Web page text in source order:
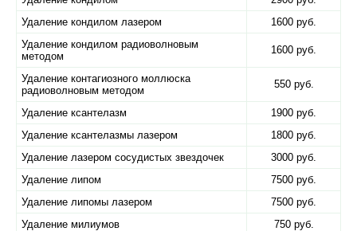
Удаление кондилом лазером
1600 руб.
Удаление кондилом радиоволновым
методом
1600 руб.
Удаление контагиозного моллюска
радиоволновым методом
550 руб.
Удаление ксантелазм
1900 руб.
Удаление ксантелазмы лазером
1800 руб.
Удаление лазером сосудистых звездочек
3000 руб.
Удаление липом
7500 руб.
Удаление липомы лазером
7500 руб.
Удаление милиумов
750 руб.